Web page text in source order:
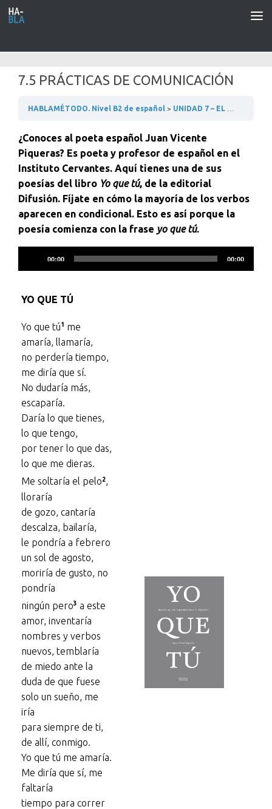
Saltar al contenido
7.5 PRÁCTICAS DE COMUNICACIÓN
HABLAMÉTODO. Nivel B2 de español UNIDAD 7 – EL MUNDO DE LAS EMPRESAS
¿Conoces al poeta español Juan Vicente
Piqueras? Es poeta y profesor de español en el
Instituto Cervantes. Aquí tienes una de sus
poesías del libro Yo que tú, de la editorial
Difusión. Fíjate en cómo la mayoría de los verbos
aparecen en condicional. Esto es así porque la
poesía comienza con la frase yo que tú.
de
00:00 00:00
YO QUE TÚ
Yo que tú1
me
amaría, llamaría,
no perdería tiempo,
me diría que sí.
No dudaría más,
escaparía.
Daría lo que tienes,
lo que tengo,
por tener lo que das,
lo que me dieras.
Me soltaría el pelo2,
lloraría
de gozo, cantaría
descalza, bailaría,
le pondría a febrero
un sol de agosto,
moriría de gusto, no
pondría
ningún pero3 a este
amor, inventaría
nombres y verbos
nuevos, temblaría
de miedo ante la
duda de que fuese
solo un sueño, me
iría
para siempre de ti,
de allí, conmigo.
Yo que tú me amaría.
Me diría que sí, me
faltaría
tiempo para correr